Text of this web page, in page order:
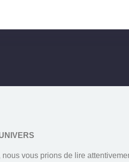
vous prions de lire